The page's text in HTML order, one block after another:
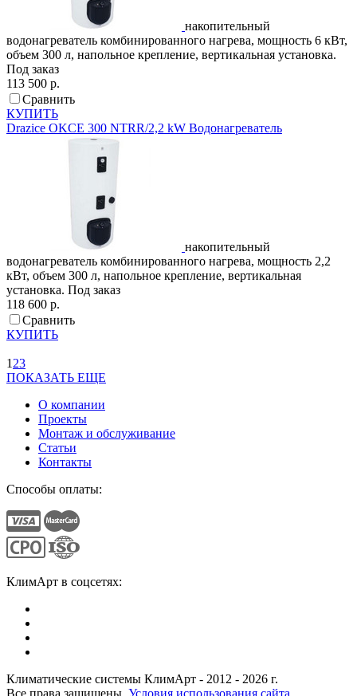
накопительный
водонагреватель комбинированного нагрева, мощность 6 кВт,
объем 300 л, напольное крепление, вертикальная установка.
Под заказ
113 500 р.
Сравнить
КУПИТЬ
Drazice OKCE 300 NTRR/2,2 kW Водонагреватель
накопительный
водонагреватель комбинированного нагрева, мощность 2,2
кВт, объем 300 л, напольное крепление, вертикальная
установка. Под заказ
118 600 р.
Сравнить
КУПИТЬ
1 23
ПОКАЗАТЬ ЕЩЕ
О компании
Проекты
Монтаж и обслуживание
Статьи
Контакты
Способы оплаты:
КлимАрт в соцсетях:
Климатические системы КлимАрт - 2012 - 2026 г.
Все права защищены. Условия использования сайта